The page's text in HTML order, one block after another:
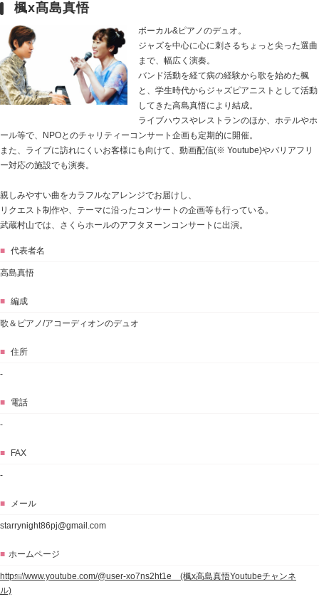
楓x髙島真悟
ボーカル&ピアノのデュオ。
ジャズを中心に心に刺さるちょっと尖った選曲
まで、幅広く演奏。
バンド活動を経て病の経験から歌を始めた楓
と、学生時代からジャズピアニストとして活動
してきた高島真悟により結成。
ライブハウスやレストランのほか、ホテルやホ
ール等で、NPOとのチャリティーコンサート企画も定期的に開催。
また、ライブに訪れにくいお客様にも向けて、動画配信(※ Youtube)やバリアフリ
ー対応の施設でも演奏。
親しみやすい曲をカラフルなアレンジでお届けし、
リクエスト制作や、テーマに沿ったコンサートの企画等も行っている。
武蔵村山では、さくらホールのアフタヌーンコンサートに出演。
■ 代表者名
高島真悟
■ 編成
歌＆ピアノ/アコーディオンのデュオ
■ 住所
-
■ 電話
-
■ FAX
-
■ メール
starrynight86pj@gmail.com
■ ホームページ
https://www.youtube.com/@user-xo7ns2ht1e (楓x高島真悟Youtubeチャンネ
ル)